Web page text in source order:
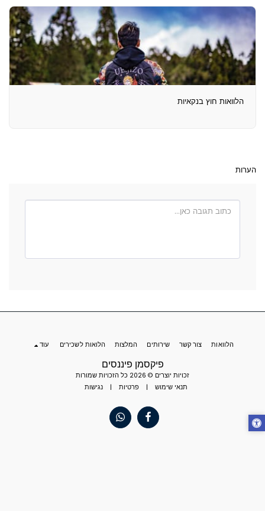
הלוואות חוץ בנקאיות
הערות
פיקסמן פיננסים
זכויות יוצרים © 2026 כל הזכויות שמורות
תנאי שימוש | פרטיות | נגישות
הלוואות צור קשר שירותים המלצות הלואות לשכירים עוד